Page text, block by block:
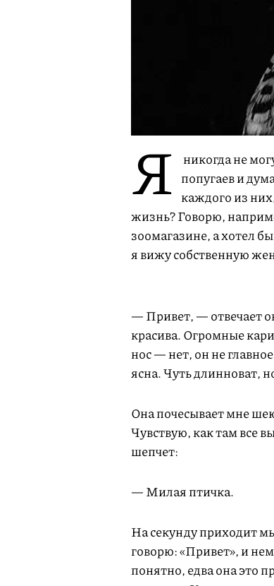
Я
никогда не
попугаев и
каждого из
жизнь? Говорю,
зоомагазине, а хотел
я вижу собственную
— Привет, — отвечает
красива. Огромные
нос — нет, он не
ясна. Чуть длинноват,
Она почесывает мне
Чувствую, как там все
шепчет:
— Милая птичка.
На секунду приходит
говорю: «Привет», и
понятно, едва она это